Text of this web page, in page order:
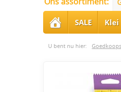
SALE Klei
U bent nu hier: